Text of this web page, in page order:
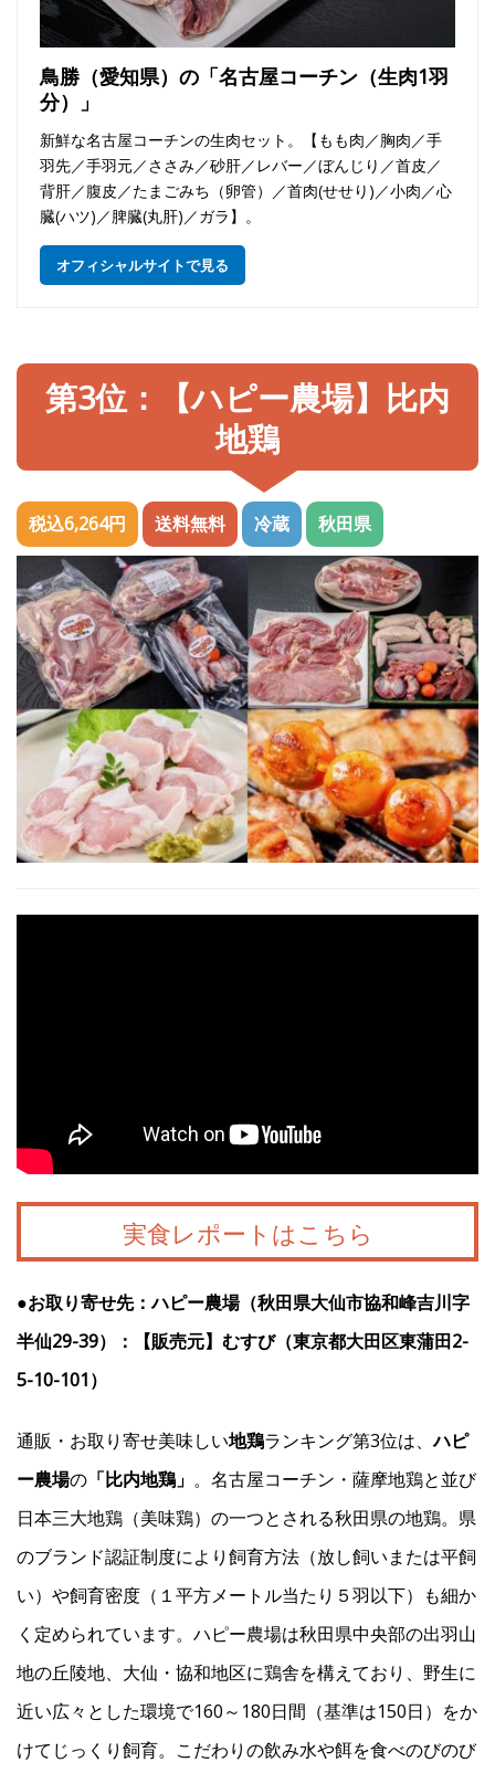
鳥勝（愛知県）の「名古屋コーチン（生肉1羽
分）」
新鮮な名古屋コーチンの生肉セット。【もも肉／胸肉／手
羽先／手羽元／ささみ／砂肝／レバー／ぼんじり／首皮／
背肝／腹皮／たまごみち（卵管）／首肉(せせり)／小肉／心
臓(ハツ)／脾臓(丸肝)／ガラ】。
オフィシャルサイトで見る
第3位：【ハピー農場】比内
地鶏
税込6,264円 送料無料 冷蔵 秋田県
実食レポートはこちら
●お取り寄せ先：ハピー農場（秋田県大仙市協和峰吉川字
半仙29-39）：【販売元】むすび（東京都大田区東蒲田2-
5-10-101）
通販・お取り寄せ美味しい地鶏ランキング第3位は、ハピ
ー農場の 「比内地鶏」 。名古屋コーチン・薩摩地鶏と並び
日本三大地鶏（美味鶏）の一つとされる秋田県の地鶏。県
のブランド認証制度により飼育方法（放し飼いまたは平飼
い）や飼育密度（１平方メートル当たり５羽以下）も細か
く定められています。ハピー農場は秋田県中央部の出羽山
地の丘陵地、大仙・協和地区に鶏舎を構えており、野生に
近い広々とした環境で160～180日間（基準は150日）をか
けてじっくり飼育。こだわりの飲み水や餌を食べのびのび